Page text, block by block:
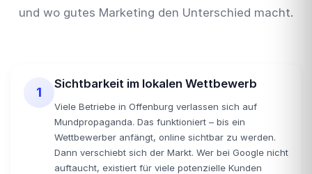
und wo gutes Marketing den Unterschied macht.
1
Sichtbarkeit im lokalen Wettbewerb
Viele Betriebe in Offenburg verlassen sich auf
Mundpropaganda. Das funktioniert – bis ein
Wettbewerber anfängt, online sichtbar zu werden.
Dann verschiebt sich der Markt. Wer bei Google nicht
auftaucht, existiert für viele potenzielle Kunden